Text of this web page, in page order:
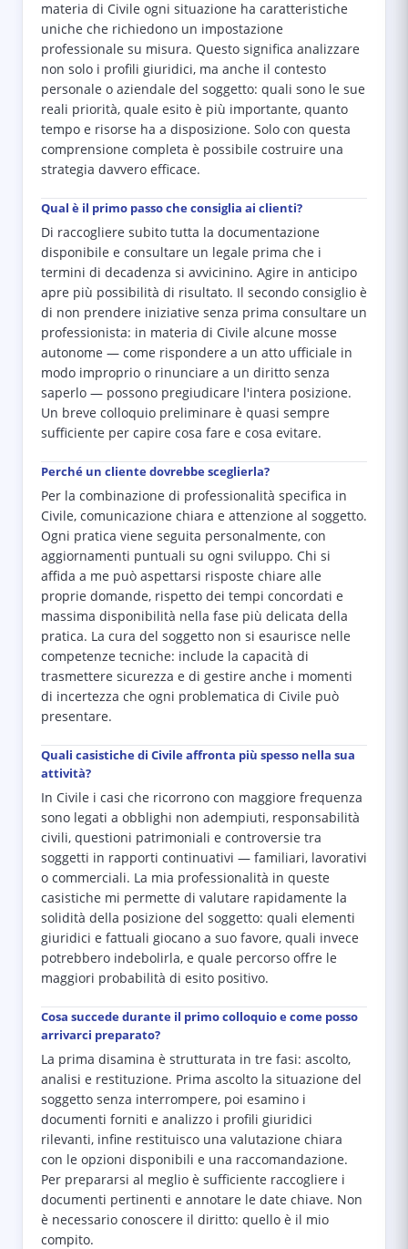
materia di Civile ogni situazione ha caratteristiche
uniche che richiedono un impostazione
professionale su misura. Questo significa analizzare
non solo i profili giuridici, ma anche il contesto
personale o aziendale del soggetto: quali sono le sue
reali priorità, quale esito è più importante, quanto
tempo e risorse ha a disposizione. Solo con questa
comprensione completa è possibile costruire una
strategia davvero efficace.
Qual è il primo passo che consiglia ai clienti?
Di raccogliere subito tutta la documentazione
disponibile e consultare un legale prima che i
termini di decadenza si avvicinino. Agire in anticipo
apre più possibilità di risultato. Il secondo consiglio è
di non prendere iniziative senza prima consultare un
professionista: in materia di Civile alcune mosse
autonome — come rispondere a un atto ufficiale in
modo improprio o rinunciare a un diritto senza
saperlo — possono pregiudicare l'intera posizione.
Un breve colloquio preliminare è quasi sempre
sufficiente per capire cosa fare e cosa evitare.
Perché un cliente dovrebbe sceglierla?
Per la combinazione di professionalità specifica in
Civile, comunicazione chiara e attenzione al soggetto.
Ogni pratica viene seguita personalmente, con
aggiornamenti puntuali su ogni sviluppo. Chi si
affida a me può aspettarsi risposte chiare alle
proprie domande, rispetto dei tempi concordati e
massima disponibilità nella fase più delicata della
pratica. La cura del soggetto non si esaurisce nelle
competenze tecniche: include la capacità di
trasmettere sicurezza e di gestire anche i momenti
di incertezza che ogni problematica di Civile può
presentare.
Quali casistiche di Civile affronta più spesso nella sua
attività?
In Civile i casi che ricorrono con maggiore frequenza
sono legati a obblighi non adempiuti, responsabilità
civili, questioni patrimoniali e controversie tra
soggetti in rapporti continuativi — familiari, lavorativi
o commerciali. La mia professionalità in queste
casistiche mi permette di valutare rapidamente la
solidità della posizione del soggetto: quali elementi
giuridici e fattuali giocano a suo favore, quali invece
potrebbero indebolirla, e quale percorso offre le
maggiori probabilità di esito positivo.
Cosa succede durante il primo colloquio e come posso
arrivarci preparato?
La prima disamina è strutturata in tre fasi: ascolto,
analisi e restituzione. Prima ascolto la situazione del
soggetto senza interrompere, poi esamino i
documenti forniti e analizzo i profili giuridici
rilevanti, infine restituisco una valutazione chiara
con le opzioni disponibili e una raccomandazione.
Per prepararsi al meglio è sufficiente raccogliere i
documenti pertinenti e annotare le date chiave. Non
è necessario conoscere il diritto: quello è il mio
compito.